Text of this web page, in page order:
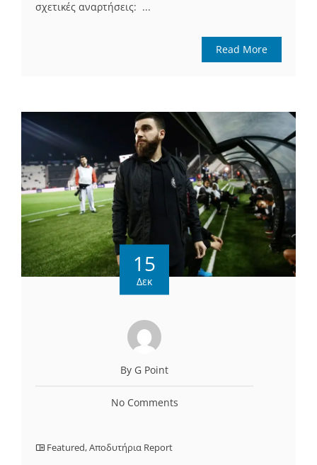
σχετικές αναρτήσεις: ...
Read More
15
Δεκ
By G Point
No Comments
Featured,Αποδυτήρια Report